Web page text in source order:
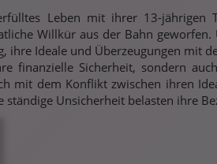
Leben mit ihrer 13-jährigen
Willkür aus der Bahn
ihre Ideale und Überzeugungen mit
finanzielle Sicherheit, sondern
mit dem Konflikt zwischen ihren
Unsicherheit belasten ihre